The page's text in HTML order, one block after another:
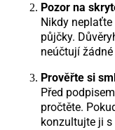
Pozor na
Nikdy
půjčky.
neúčtují
Prověřte si
Před
pročtěte.
konzultujte ji